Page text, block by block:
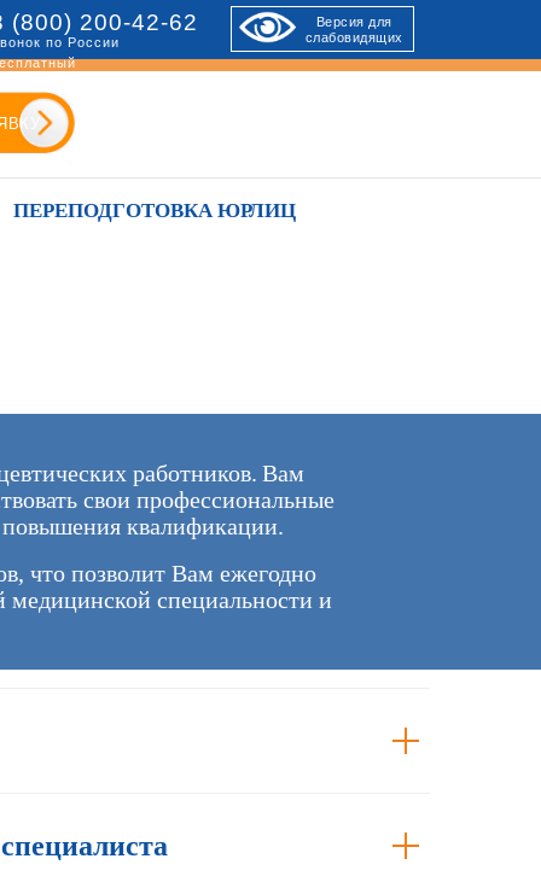
(800) 200-42-62
по России
Версия для
слабовидящих
ПЕРЕПОДГОТОВКА ЮРЛИЦ
работников. Вам
свои профессиональные
квалификации.
что позволит Вам ежегодно
медицинской специальности и